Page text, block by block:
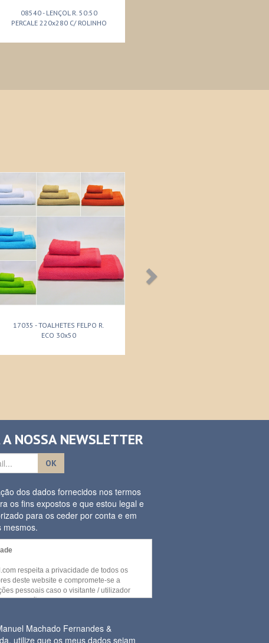
08540 - LENÇOL R. 50:50
PERCALE 220x280 C/ ROLINHO
17035 - TOALHETES FELPO R.
ECO 30x50
A NOSSA NEWSLETTER
OK
dos dados fornecidos nos termos
os fins expostos e que estou legal e
para os ceder por conta e em
mesmos.
respeita a privacidade de todos os
deste website e compromete-se a
pessoais caso o visitante / utilizador
secções e / ou funcionalidades deste
necessária a recolha de informação
Machado Fernandes &
utilize que os meus dados sejam